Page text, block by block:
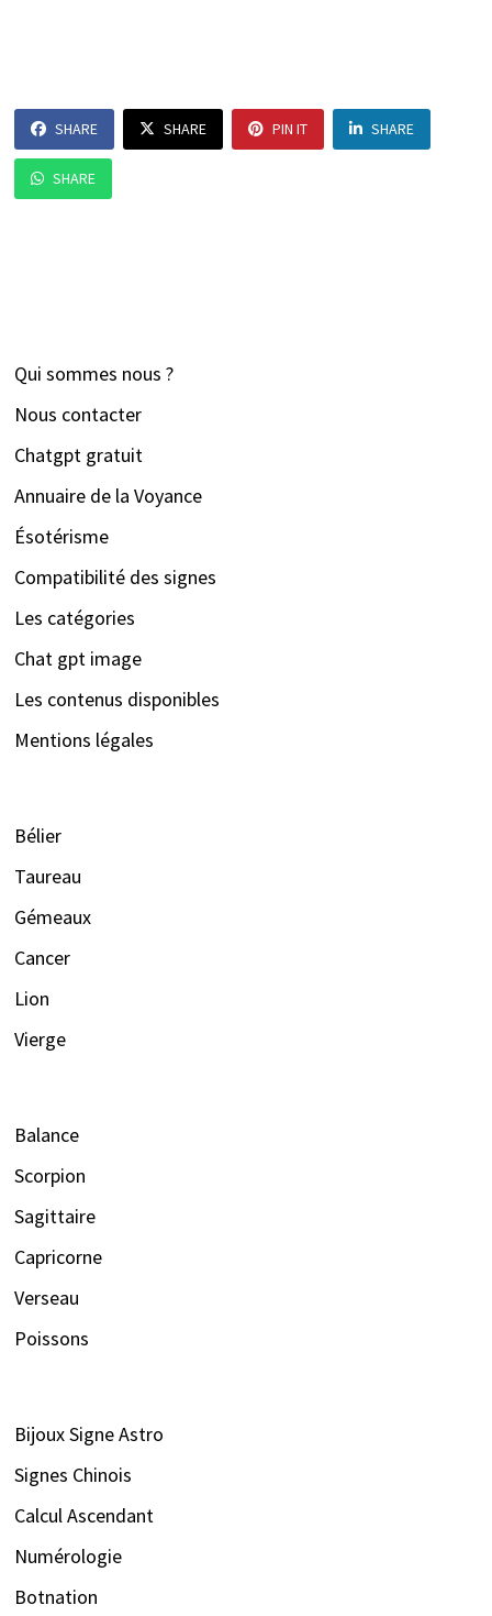
SHARE SHARE PIN IT SHARE
SHARE
Qui sommes nous ?
Nous contacter
Chatgpt gratuit
Annuaire de la Voyance
Ésotérisme
Compatibilité des signes
Les catégories
Chat gpt image
Les contenus disponibles
Mentions légales
Bélier
Taureau
Gémeaux
Cancer
Lion
Vierge
Balance
Scorpion
Sagittaire
Capricorne
Verseau
Poissons
Bijoux Signe Astro
Signes Chinois
Calcul Ascendant
Numérologie
Botnation